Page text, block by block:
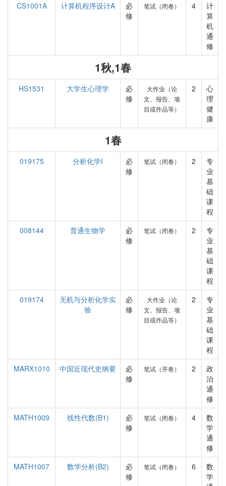
CS1001A
计算机程序设计A
必
修
笔试（闭卷） 4
计
算
机
通
修
1秋,1春
HS1531 大学生心理学
必
修
大作业（论
文、报告、项
目或作品等）
2
心
理
健
康
1春
019175 分析化学I
必
修
笔试（闭卷） 2
专
业
基
础
课
程
008144
普通生物学
必
修
笔试（闭卷） 2
专
业
基
础
课
程
019174
无机与分析化学实
验
必
修
大作业（论
文、报告、项
目或作品等）
2
专
业
基
础
课
程
MARX1010
中国近现代史纲要
必
修
笔试（开卷） 2
政
治
通
修
MATH1009
线性代数(B1)
必
修
笔试（闭卷） 4
数
学
通
修
MATH1007
数学分析(B2)
必
修
笔试（闭卷） 6
数
学